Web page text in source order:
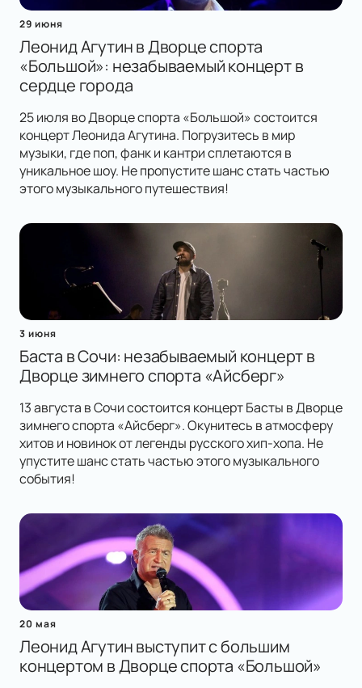
29 июня
Леонид Агутин в Дворце спорта
«Большой»: незабываемый концерт в
сердце города
25 июля во Дворце спорта «Большой» состоится
концерт Леонида Агутина. Погрузитесь в мир
музыки, где поп, фанк и кантри сплетаются в
уникальное шоу. Не пропустите шанс стать частью
этого музыкального путешествия!
3 июня
Баста в Сочи: незабываемый концерт в
Дворце зимнего спорта «Айсберг»
13 августа в Сочи состоится концерт Басты в Дворце
зимнего спорта «Айсберг». Окунитесь в атмосферу
хитов и новинок от легенды русского хип-хопа. Не
упустите шанс стать частью этого музыкального
события!
20 мая
Леонид Агутин выступит с большим
концертом в Дворце спорта «Большой»